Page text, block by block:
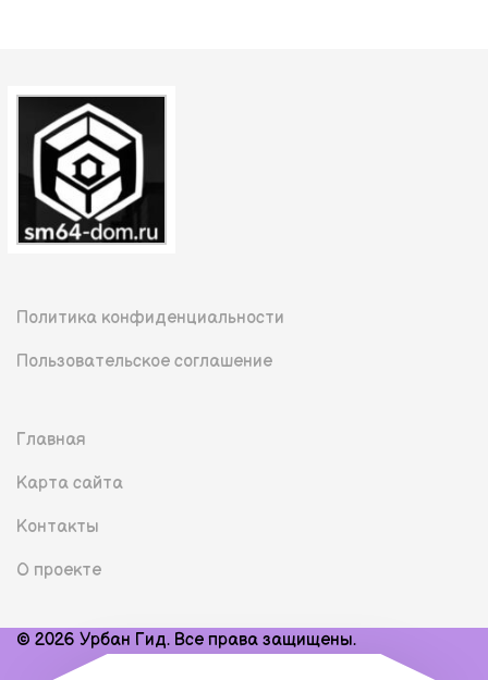
Политика конфиденциальности
Пользовательское соглашение
Главная
Карта сайта
Контакты
О проекте
© 2026 Урбан Гид. Все права защищены.